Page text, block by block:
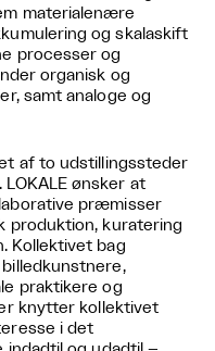
materialenære
og skalaskift
processer og
organisk og
samt analoge og
et af to udstillingssteder
LOKALE ønsker at
præmisser
produktion, kuratering
Kollektivet bag
billedkunstnere,
praktikere og
knytter kollektivet
i det